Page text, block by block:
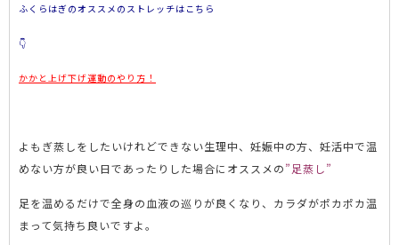
ふくらはぎのオススメのストレッチはこちら
👇
かかと上げ下げ運動のやり方！
よもぎ蒸しをしたいけれどできない生理中、妊娠中の方、妊活中で温
めない方が良い日であったりした場合にオススメの”足蒸し”
足を温めるだけで全身の血液の巡りが良くなり、カラダがポカポカ温
まって気持ち良いですよ。